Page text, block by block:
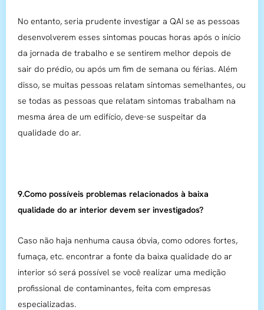
No entanto, seria prudente investigar a QAI se as pessoas
desenvolverem esses sintomas poucas horas após o início
da jornada de trabalho e se sentirem melhor depois de
sair do prédio, ou após um fim de semana ou férias. Além
disso, se muitas pessoas relatam sintomas semelhantes, ou
se todas as pessoas que relatam sintomas trabalham na
mesma área de um edifício, deve-se suspeitar da
qualidade do ar.
9.Como possíveis problemas relacionados à baixa
qualidade do ar interior devem ser investigados?
Caso não haja nenhuma causa óbvia, como odores fortes,
fumaça, etc. encontrar a fonte da baixa qualidade do ar
interior só será possível se você realizar uma medição
profissional de contaminantes, feita com empresas
especializadas.